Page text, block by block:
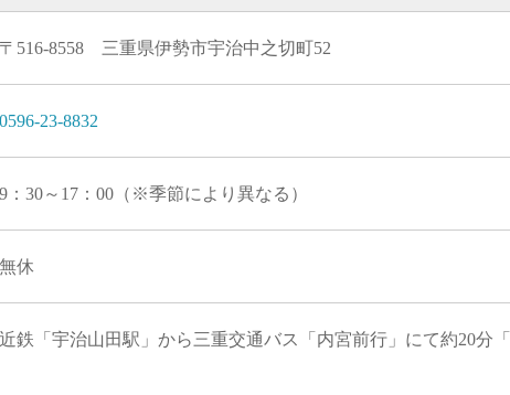
〒516-8558 三重県伊勢市宇治中之切町52
0596-23-8832
9：30～17：00（※季節により異なる）
無休
近鉄「宇治山田駅」から三重交通バス「内宮前行」にて約20分